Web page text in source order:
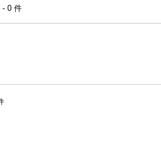
0件